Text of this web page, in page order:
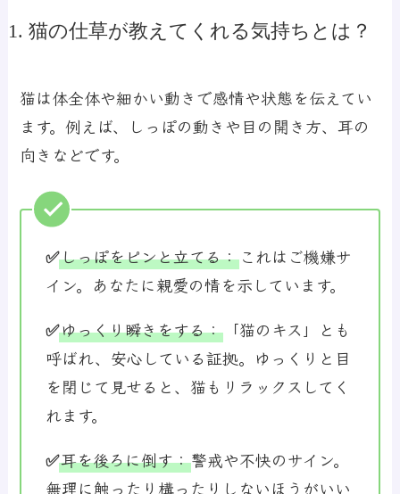
1. 猫の仕草が教えてくれる気持ちとは？
猫は体全体や細かい動きで感情や状態を伝えてい
ます。例えば、しっぽの動きや目の開き方、耳の
向きなどです。
✅しっぽをピンと立てる： これはご機嫌サ
イン。あなたに親愛の情を示しています。
✅ゆっくり瞬きをする： 「猫のキス」とも
呼ばれ、安心している証拠。ゆっくりと目
を閉じて見せると、猫もリラックスしてく
れます。
✅耳を後ろに倒す：警戒や不快のサイン。
無理に触ったり構ったりしないほうがいい